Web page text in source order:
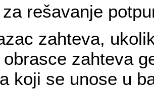
rešavanje
zahteva,
zahteva
koji se unose u